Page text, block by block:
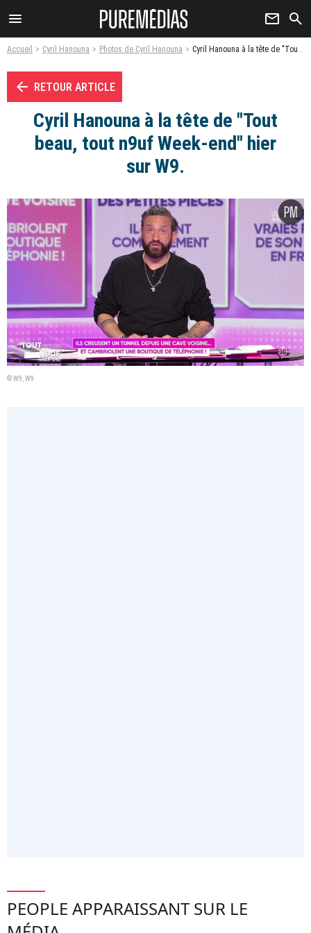
menu newsletter search
Accueil Cyril Hanouna Photos de Cyril Hanouna Cyril Hanouna à la tête de "Tout beau, tout n9uf Week-end" hier sur W9. - Photo
arrow_left RETOUR ARTICLE
Cyril Hanouna à la tête de "Tout
beau, tout n9uf Week-end" hier
sur W9.
© W9, W9
PEOPLE APPARAISSANT SUR LE